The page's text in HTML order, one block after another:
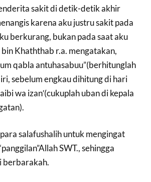
sakit di detik-detik akhir
karena aku justru sakit pada
berkurang, bukan pada saat aku
bin Khaththab r.a. mengatakan,
qabla antuhasabuu”(berhitunglah
sebelum engkau dihitung di hari
wa izan′(cukuplah uban di kepala
salafushalih untuk mengingat
SWT., sehingga
berbarakah.